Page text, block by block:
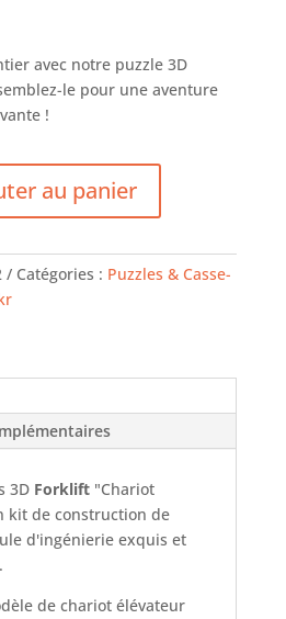
avec notre puzzle 3D
le pour une aventure
!
au panier
Catégories : Puzzles & Casse-
3D Forklift"Chariot
kit de construction de
d'ingénierie exquis et
de chariot élévateur